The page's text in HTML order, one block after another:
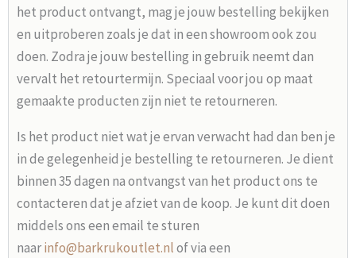
het product ontvangt, mag je jouw bestelling bekijken
en uitproberen zoals je dat in een showroom ook zou
doen. Zodra je jouw bestelling in gebruik neemt dan
vervalt het retourtermijn. Speciaal voor jou op maat
gemaakte producten zijn niet te retourneren.
Is het product niet wat je ervan verwacht had dan ben je
in de gelegenheid je bestelling te retourneren. Je dient
binnen 35 dagen na ontvangst van het product ons te
contacteren dat je afziet van de koop. Je kunt dit doen
middels ons een email te sturen
naarinfo@barkrukoutlet.nlof via een